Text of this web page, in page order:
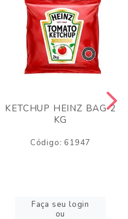
KETCHUP HEINZ BAG 2
KG
Código: 61947
Faça seu login
ou